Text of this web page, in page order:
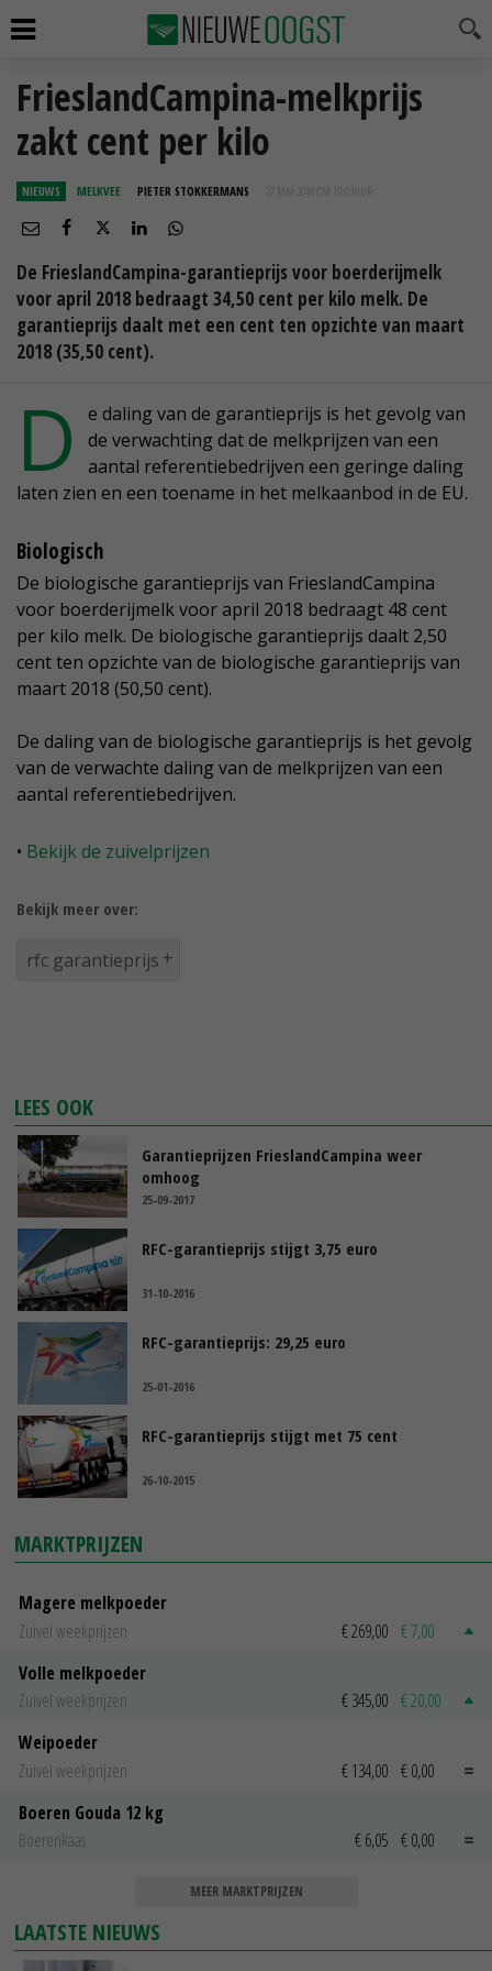
FrieslandCampina-melkprijs
zakt cent per kilo
NIEUWS MELKVEE PIETER STOKKERMANS 27 MAA 2018 OM 10:03
De FrieslandCampina-garantieprijs voor boerderijmelk
voor april 2018 bedraagt 34,50 cent per kilo melk. De
garantieprijs daalt met een cent ten opzichte van maart
2018 (35,50 cent).
D
e daling van de garantieprijs is het gevolg van
de verwachting dat de melkprijzen van een
aantal referentiebedrijven een geringe daling
laten zien en een toename in het melkaanbod in de EU.
Biologisch
De biologische garantieprijs van FrieslandCampina
voor boerderijmelk voor april 2018 bedraagt 48 cent
per kilo melk. De biologische garantieprijs daalt 2,50
cent ten opzichte van de biologische garantieprijs van
maart 2018 (50,50 cent).
De daling van de biologische garantieprijs is het gevolg
van de verwachte daling van de melkprijzen van een
aantal referentiebedrijven.
• Bekijk de zuivelprijzen
Bekijk meer over:
rfc garantieprijs
LEES OOK
Garantieprijzen FrieslandCampina weer
omhoog
25-09-2017
RFC-garantieprijs stijgt 3,75 euro
31-10-2016
RFC-garantieprijs: 29,25 euro
25-01-2016
RFC-garantieprijs stijgt met 75 cent
26-10-2015
MARKTPRIJZEN
Magere melkpoeder
Zuivel weekprijzen
€ 269,00 € 7,00
Volle melkpoeder
Zuivel weekprijzen
€ 345,00 € 20,00
Weipoeder
Zuivel weekprijzen
€ 134,00 € 0,00
Boeren Gouda 12 kg
Boerenkaas
€ 6,05 € 0,00
MEER MARKTPRIJZEN
LAATSTE NIEUWS